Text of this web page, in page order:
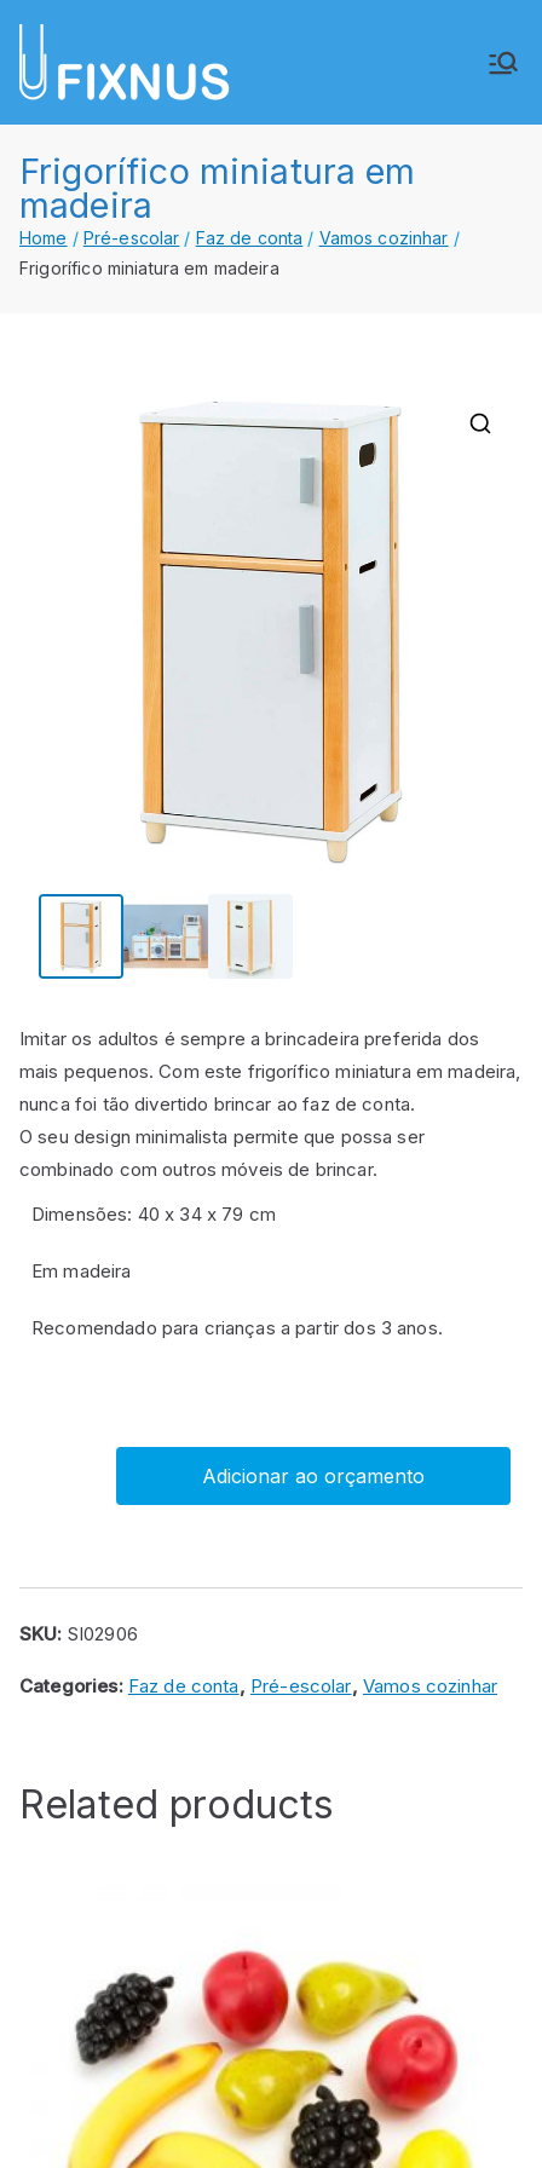
para
Lda.
Frigorífico miniatura em
madeira
Home Pré-escolar Faz de conta
Vamos cozinhar
Frigorífico miniatura em madeira
Imitar os adultos é sempre a brincadeira preferida dos
mais pequenos. Com este frigorífico miniatura em madeira,
nunca foi tão divertido brincar ao faz de conta.
O seu design minimalista permite que possa ser
combinado com outros móveis de brincar.
Dimensões: 40 x 34 x 79 cm
Em madeira
Recomendado para crianças a partir dos 3 anos.
madeira
quantity
Adicionar ao orçamento
SKU: SI02906
Categories: Faz de conta, Pré-escolar, Vamos cozinhar
Related products